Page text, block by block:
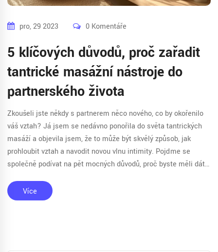
pro, 29 2023 0 Komentáře
5 klíčových důvodů, proč zařadit
tantrické masážní nástroje do
partnerského života
Zkoušeli jste někdy s partnerem něco nového, co by okořenilo
váš vztah? Já jsem se nedávno ponořila do světa tantrických
masáží a objevila jsem, že to může být skvělý způsob, jak
prohloubit vztah a navodit novou vlnu intimity. Pojďme se
společně podívat na pět mocných důvodů, proč byste měli dát
komunikace až po objevení nových společných zážitků, tyto
nástroje nám mohou otevřít dveře do světa, kde dominuje
Více